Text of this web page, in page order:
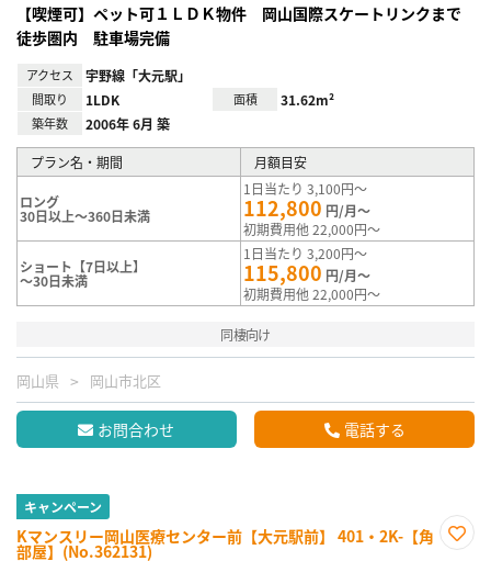
【喫煙可】ペット可１ＬＤＫ物件 岡山国際スケートリンクまで
徒歩圏内 駐車場完備
アクセス 宇野線「大元駅」
間取り 1LDK 面積 31.62m²
築年数 2006年 6月 築
プラン名・期間 月額目安
ロング
30日以上～360日未満
1日当たり 3,100円～
112,800 円/月～
初期費用他 22,000円～
ショート【7日以上】
～30日未満
1日当たり 3,200円～
115,800 円/月～
初期費用他 22,000円～
同棲向け
岡山県 岡山市北区
お問合わせ 電話する
キャンペーン
Kマンスリー岡山医療センター前【大元駅前】 401・2K-【角
部屋】(No.362131)